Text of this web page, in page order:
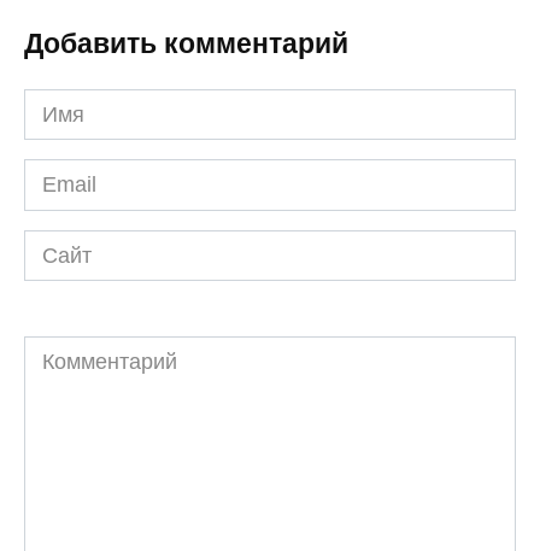
Добавить комментарий
Имя
*
Email
*
Сайт
Комментарий